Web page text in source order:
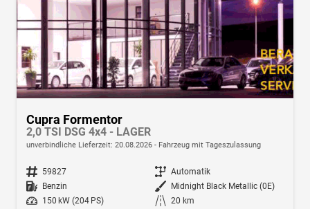
Cupra Formentor
2,0 TSI DSG 4x4 - LAGER
unverbindliche Lieferzeit: 20.08.2026 Fahrzeug mit Tageszulassung
Fahrzeugnr. 59827 Getriebe Automatik
Kraftstoff Benzin Außenfarbe Midnight Black Metallic (0E)
Leistung
150 kW (204 PS) Kilometerstand 20 km